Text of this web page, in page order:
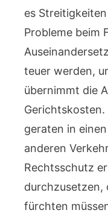
es
Probleme beim
teuer werden,
übernimmt die
Gerichtskosten.
geraten in
anderen
Rechtsschutz
durchzusetzen,
fürchten